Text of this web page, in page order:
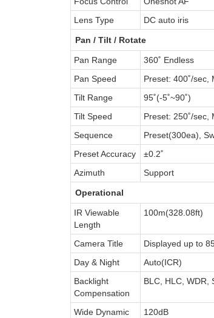
Lens Type
DC auto iris
Pan / Tilt / Rotate
Pan Range
360˚ Endless
Pan Speed
Preset: 400˚/sec,
Tilt Range
95˚(-5˚~90˚)
Tilt Speed
Preset: 250˚/sec,
Sequence
Preset(300ea),
Preset Accuracy
±0.2˚
Azimuth
Support
Operational
IR Viewable
Length
100m(328.08ft)
Camera Title
Displayed up to
Day & Night
Auto(ICR)
Backlight
Compensation
BLC, HLC, WDR,
Wide Dynamic
120dB